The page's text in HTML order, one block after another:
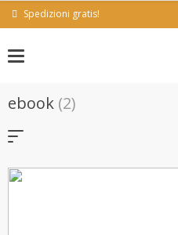
Skip Spedizioni gratis!
ebook (2)